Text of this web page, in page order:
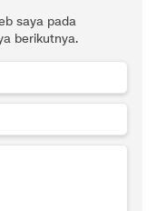
saya pada
berikutnya.